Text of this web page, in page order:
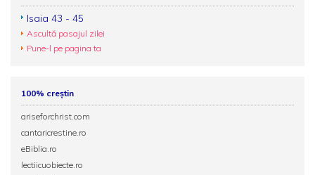
Isaia 43 - 45
Ascultă pasajul zilei
Pune-l pe pagina ta
100% creștin
ariseforchrist.com
cantaricrestine.ro
eBiblia.ro
lectiicuobiecte.ro